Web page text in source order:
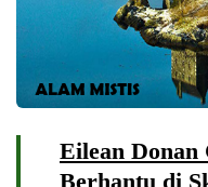
Eilean Donan
Berhantu di